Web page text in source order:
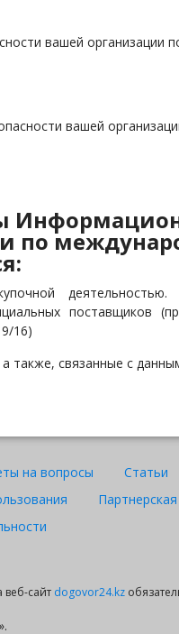
вашей организации
вашей
по
деятельностью.
поставщиков
16)
также, связанные с
на вопросы Статьи
веб-сайт dogovor24.kz